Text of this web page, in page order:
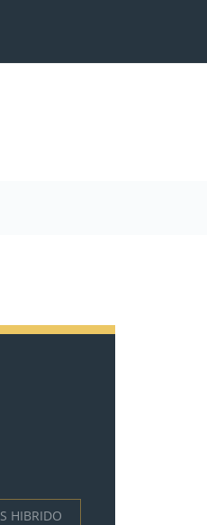
de dos carreras de Syngenta
HIBRIDO